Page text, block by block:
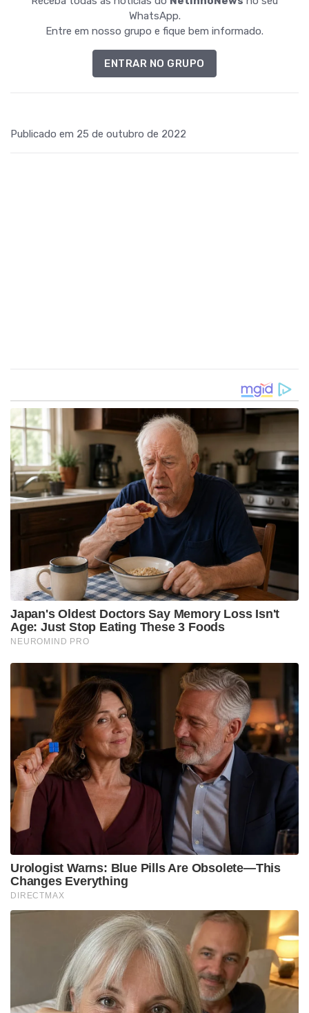
WhatsApp.
Entre em nosso grupo e fique bem informado.
ENTRAR NO GRUPO
Publicado em 25 de outubro de 2022